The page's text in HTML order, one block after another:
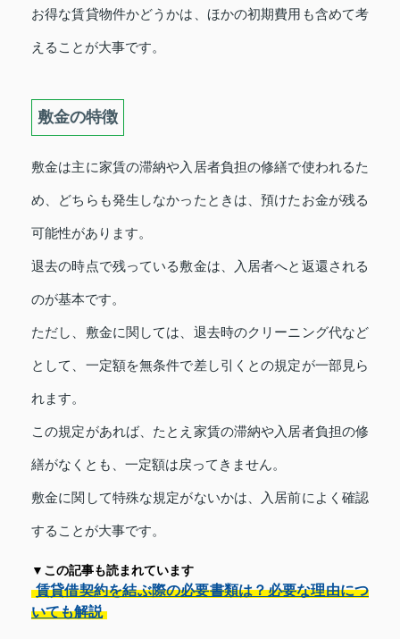
お得な賃貸物件かどうかは、ほかの初期費用も含めて考
えることが大事です。
敷金の特徴
敷金は主に家賃の滞納や入居者負担の修繕で使われるた
め、どちらも発生しなかったときは、預けたお金が残る
可能性があります。
退去の時点で残っている敷金は、入居者へと返還される
のが基本です。
ただし、敷金に関しては、退去時のクリーニング代など
として、一定額を無条件で差し引くとの規定が一部見ら
れます。
この規定があれば、たとえ家賃の滞納や入居者負担の修
繕がなくとも、一定額は戻ってきません。
敷金に関して特殊な規定がないかは、入居前によく確認
することが大事です。
▼この記事も読まれています
賃貸借契約を結ぶ際の必要書類は？必要な理由につ
いても解説